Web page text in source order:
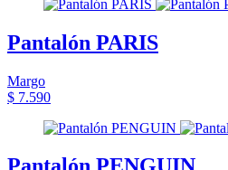
Pantalón PARIS
Margo
$ 7.590